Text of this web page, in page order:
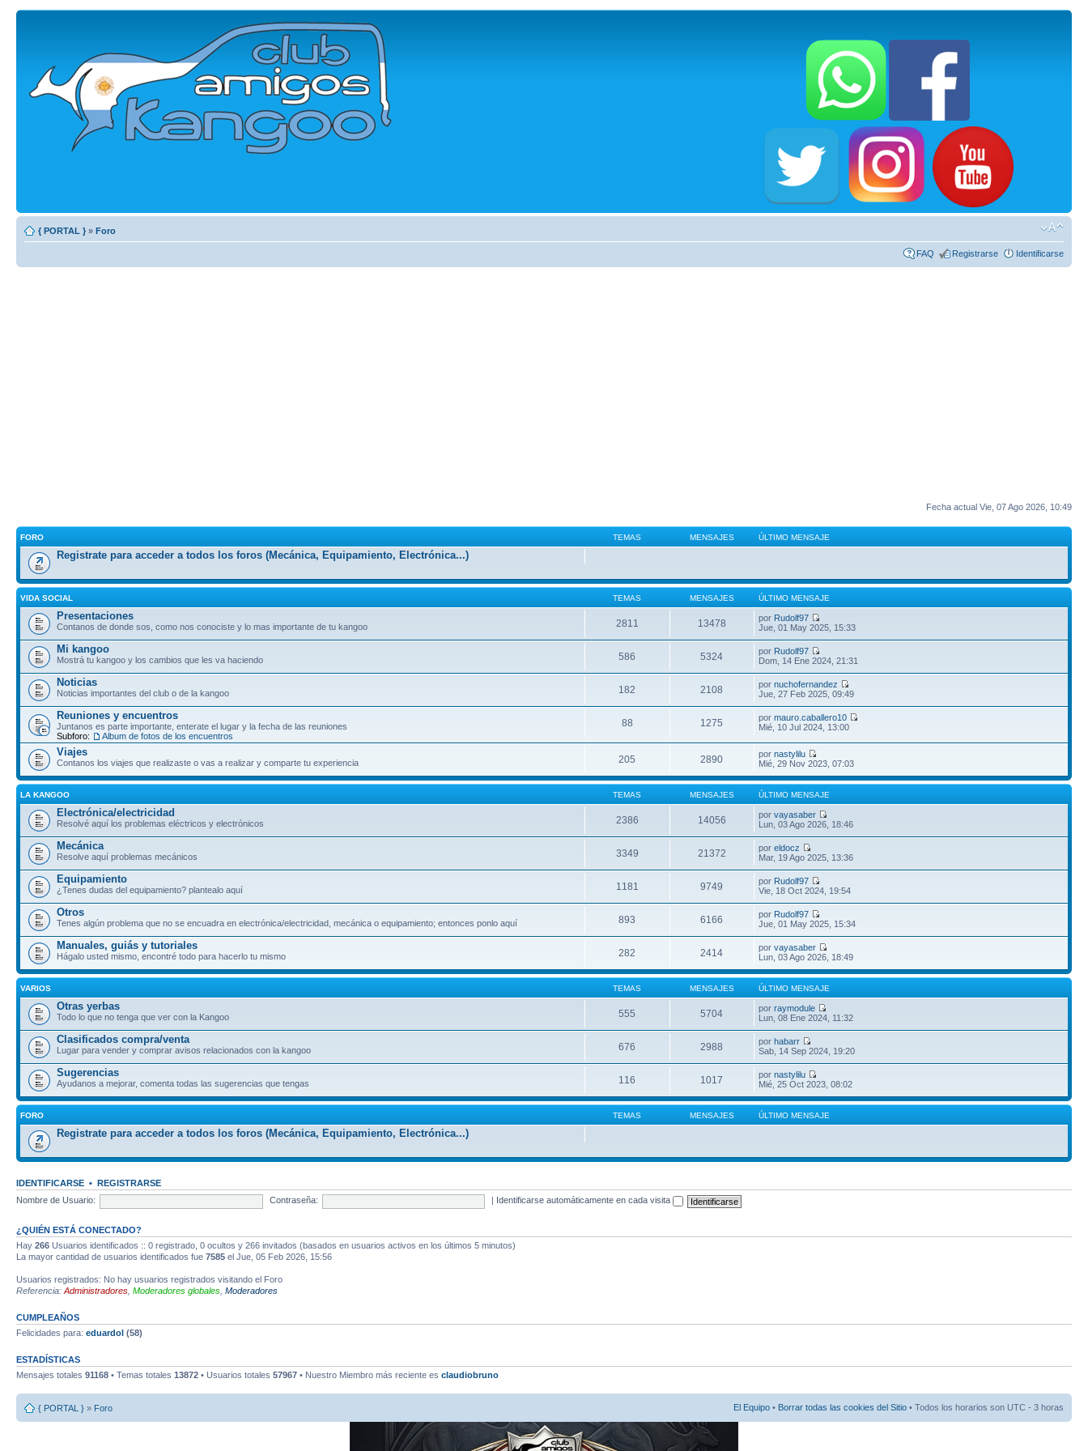
{ PORTAL } » Foro
FAQ Registrarse Identificarse
Fecha actual Vie, 07 Ago 2026, 10:49
FORO TEMAS MENSAJES ÚLTIMO MENSAJE
Registrate para acceder a todos los foros (Mecánica, Equipamiento, Electrónica...)
VIDA SOCIAL TEMAS MENSAJES ÚLTIMO MENSAJE
Presentaciones
Contanos de donde sos, como nos conociste y lo mas importante de tu kangoo 2811 13478 por Rudolf97
Jue, 01 May 2025, 15:33
Mi kangoo
Mostrá tu kangoo y los cambios que les va haciendo 586 5324 por Rudolf97
Dom, 14 Ene 2024, 21:31
Noticias
Noticias importantes del club o de la kangoo 182 2108 pornuchofernandez
Jue, 27 Feb 2025, 09:49
Reuniones y encuentros
Juntanos es parte importante, enterate el lugar y la fecha de las reuniones
Subforo:
Album de fotos de los encuentros
88 1275 pormauro.caballero10
Mié, 10 Jul 2024, 13:00
Viajes
Contanos los viajes que realizaste o vas a realizar y comparte tu experiencia 205 2890 pornastylilu
Mié, 29 Nov 2023, 07:03
LA KANGOO TEMAS MENSAJES ÚLTIMO MENSAJE
Electrónica/electricidad
Resolvé aquí los problemas eléctricos y electrónicos 2386 14056 porvayasaber
Lun, 03 Ago 2026, 18:46
Mecánica
Resolve aquí problemas mecánicos 3349 21372 poreldocz
Mar, 19 Ago 2025, 13:36
Equipamiento
¿Tenes dudas del equipamiento? plantealo aquí 1181 9749 por Rudolf97
Vie, 18 Oct 2024, 19:54
Otros
Tenes algún problema que no se encuadra en electrónica/electricidad, mecánica o equipamiento; entonces ponlo aquí 893 6166 por Rudolf97
Jue, 01 May 2025, 15:34
Manuales, guiás y tutoriales
Hágalo usted mismo, encontré todo para hacerlo tu mismo 282 2414 porvayasaber
Lun, 03 Ago 2026, 18:49
VARIOS TEMAS MENSAJES ÚLTIMO MENSAJE
Otras yerbas
Todo lo que no tenga que ver con la Kangoo 555 5704 porraymodule
Lun, 08 Ene 2024, 11:32
Clasificados compra/venta
Lugar para vender y comprar avisos relacionados con la kangoo 676 2988 porhabarr
Sab, 14 Sep 2024, 19:20
Sugerencias
Ayudanos a mejorar, comenta todas las sugerencias que tengas 116 1017 pornastylilu
Mié, 25 Oct 2023, 08:02
FORO TEMAS MENSAJES ÚLTIMO MENSAJE
Registrate para acceder a todos los foros (Mecánica, Equipamiento, Electrónica...)
IDENTIFICARSE • REGISTRARSE
Nombre de Usuario:
Contraseña: Identificarse automáticamente en cada visita
¿QUIÉN ESTÁ CONECTADO?
Hay 266 Usuarios identificados :: 0 registrado, 0 ocultos y 266 invitados (basados en usuarios activos en los últimos 5 minutos)
La mayor cantidad de usuarios identificados fue 7585 el Jue, 05 Feb 2026, 15:56
Usuarios registrados: No hay usuarios registrados visitando el Foro
Referencia: Administradores Moderadores globales Moderadores
CUMPLEAÑOS
Felicidades para: eduardol (58)
ESTADÍSTICAS
Mensajes totales 91168 • Temas totales 13872 • Usuarios totales 57967 • Nuestro Miembro más reciente es claudiobruno
{ PORTAL } » Foro El Equipo • Borrar todas las cookies del Sitio • Todos los horarios son UTC - 3 horas